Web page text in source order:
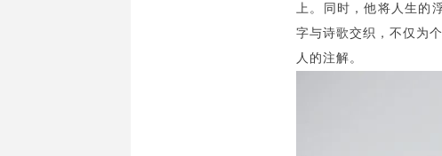
上。同时，他将人生的
字与诗歌交织，不仅为
人的注解。